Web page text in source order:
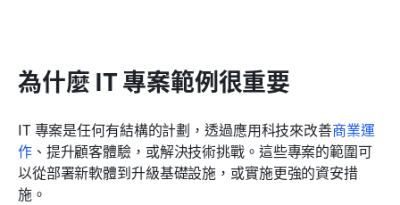
為什麼 IT 專案範例很重要
IT 專案是任何有結構的計劃，透過應用科技來改善商業運
作、提升顧客體驗，或解決技術挑戰。這些專案的範圍可
以從部署新軟體到升級基礎設施，或實施更強的資安措
施。